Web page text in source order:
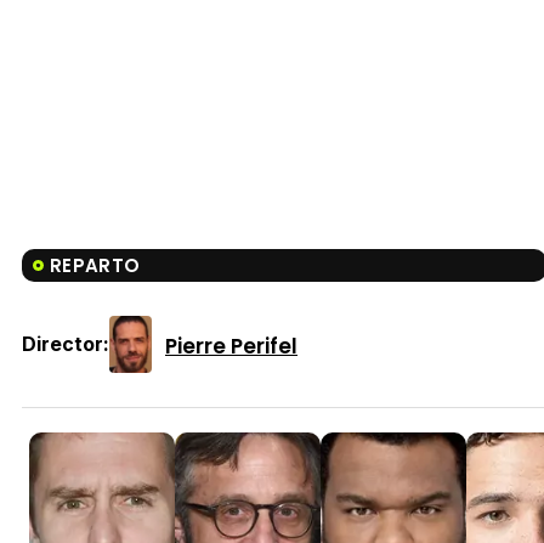
REPARTO
Director: Pierre Perifel